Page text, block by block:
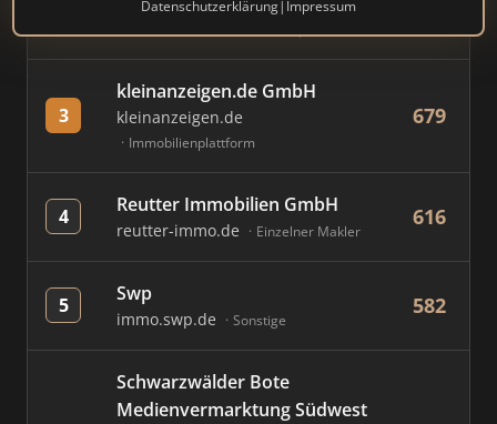
Datenschutzerklärung| Impressum
3
kleinanzeigen.de GmbH
kleinanzeigen.de
Immobilienplattform
679
4 Reutter Immobilien GmbH
reutter-immo.de Einzelner Makler
616
5 Swp
immo.swp.de Sonstige
582
Schwarzwälder Bote
Medienvermarktung Südwest